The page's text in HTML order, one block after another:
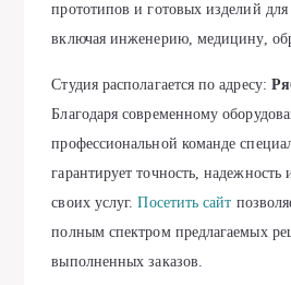
прототипов и готовых изделий
включая инженерию, медицину,
Студия располагается по адресу:
Благодаря современному
профессиональной команде
гарантирует точность, надежность
своих услуг.Посетить сайт
полным спектром предлагаемых
выполненных заказов.